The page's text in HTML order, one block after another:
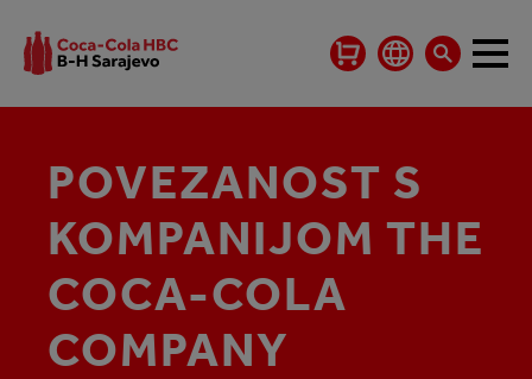
POVEZANOST S
KOMPANIJOM THE
COCA‑COLA
COMPANY